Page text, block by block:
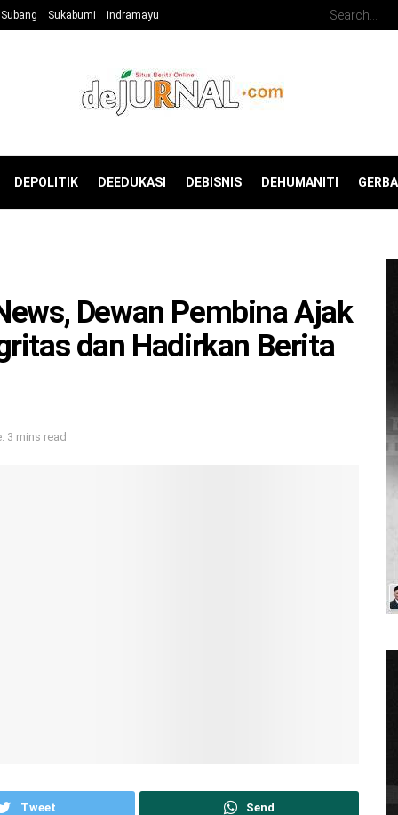
Subang Sukabumi indramayu
DEPOLITIK DEEDUKASI DEBISNIS DEHUMANITI
Dewan Pembina Ajak
dan Hadirkan Berita
3 mins read
Tweet Send